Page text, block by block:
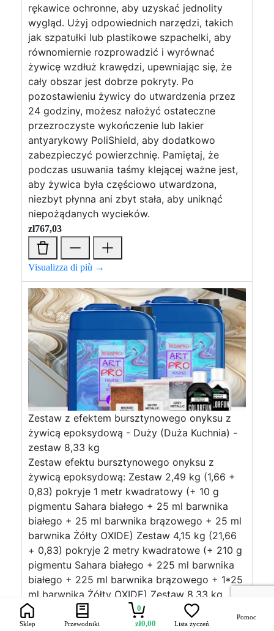
rękawice ochronne, aby uzyskać jednolity
wygląd. Użyj odpowiednich narzędzi, takich
jak szpatułki lub plastikowe szpachelki, aby
równomiernie rozprowadzić i wyrównać
żywicę wzdłuż krawędzi, upewniając się, że
cały obszar jest dobrze pokryty. Po
pozostawieniu żywicy do utwardzenia przez
24 godziny, możesz nałożyć ostateczne
przezroczyste wykończenie lub lakier
antyarykowy PoliShield, aby dodatkowo
zabezpieczyć powierzchnię. Pamiętaj, że
podczas usuwania taśmy klejącej ważne jest,
aby żywica była częściowo utwardzona,
niezbyt płynna ani zbyt stała, aby uniknąć
niepożądanych wycieków.
zł767,03
Visualizza di più →
Zestaw z efektem bursztynowego onyksu z
żywicą epoksydową - Duży (Duża Kuchnia) -
zestaw 8,33 kg
Zestaw efektu bursztynowego onyksu z
żywicą epoksydową: Zestaw 2,49 kg (1,66 +
0,83) pokryje 1 metr kwadratowy (+ 10 g
pigmentu Sahara białego + 25 ml barwnika
białego + 25 ml barwnika brązowego + 25 ml
barwnika Żółty OXIDE) Zestaw 4,15 kg (21,66
+ 0,83) pokryje 2 metry kwadratowe (+ 210 g
pigmentu Sahara białego + 225 ml barwnika
białego + 225 ml barwnika brązowego + 1*25
ml barwnika Żółty OXIDE) Zestaw 8,33 kg
pokryje 4 metry kwadratowe (+ 410 g
pigmentu Sahara białego + 425 ml barwnika
Sklep Przewodniki
0
zł0,00 Lista życzeń
Pomoc